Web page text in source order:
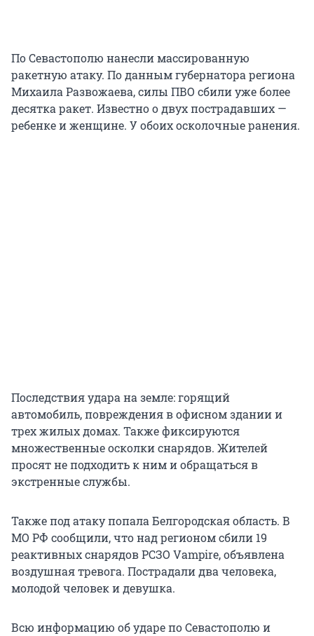
По Севастополю нанесли массированную
ракетную атаку. По данным губернатора региона
Михаила Развожаева, силы ПВО сбили уже более
десятка ракет. Известно о двух пострадавших —
ребенке и женщине. У обоих осколочные ранения.
Последствия удара на земле: горящий
автомобиль, повреждения в офисном здании и
трех жилых домах. Также фиксируются
множественные осколки снарядов. Жителей
просят не подходить к ним и обращаться в
экстренные службы.
Также под атаку попала Белгородская область. В
МО РФ сообщили, что над регионом сбили 19
реактивных снарядов РСЗО Vampire, объявлена
воздушная тревога. Пострадали два человека,
молодой человек и девушка.
Всю информацию об ударе по Севастополю и